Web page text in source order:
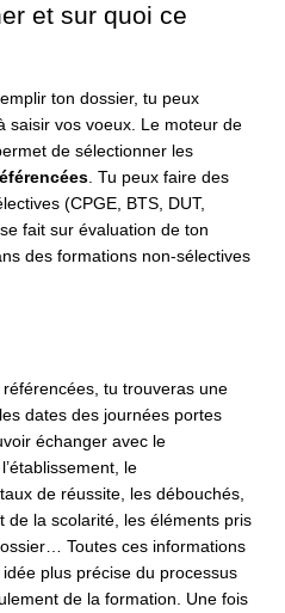
et sur quoi ce
ton dossier, tu peux
saisir vos voeux. Le moteur de
de sélectionner les
. Tu peux faire des
(CPGE, BTS, DUT,
fait sur évaluation de ton
des formations non-sélectives
référencées, tu trouveras une
dates des journées portes
échanger avec le
le
de réussite, les débouchés,
de la scolarité, les éléments pris
Toutes ces informations
plus précise du processus
de la formation. Une fois